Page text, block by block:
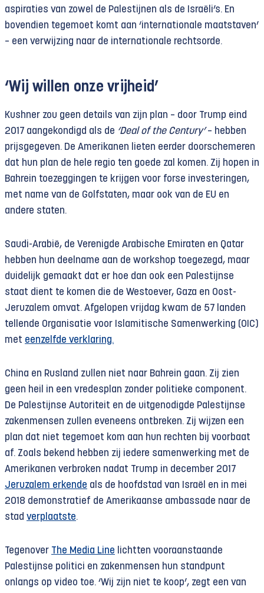
aspiraties van zowel de Palestijnen als de Israëli’s. En
bovendien tegemoet komt aan ‘internationale maatstaven’
– een verwijzing naar de internationale rechtsorde.
‘Wij willen onze vrijheid’
Kushner zou geen details van zijn plan – door Trump eind
2017 aangekondigd als de ‘Deal of the Century’– hebben
prijsgegeven. De Amerikanen lieten eerder doorschemeren
dat hun plan de hele regio ten goede zal komen. Zij hopen in
Bahrein toezeggingen te krijgen voor forse investeringen,
met name van de Golfstaten, maar ook van de EU en
andere staten.
Saudi-Arabië, de Verenigde Arabische Emiraten en Qatar
hebben hun deelname aan de workshop toegezegd, maar
duidelijk gemaakt dat er hoe dan ook een Palestijnse
staat dient te komen die de Westoever, Gaza en Oost-
Jeruzalem omvat. Afgelopen vrijdag kwam de 57 landen
tellende Organisatie voor Islamitische Samenwerking (OIC)
met eenzelfde verklaring.
China en Rusland zullen niet naar Bahrein gaan. Zij zien
geen heil in een vredesplan zonder politieke component.
De Palestijnse Autoriteit en de uitgenodigde Palestijnse
zakenmensen zullen eveneens ontbreken. Zij wijzen een
plan dat niet tegemoet kom aan hun rechten bij voorbaat
af. Zoals bekend hebben zij iedere samenwerking met de
Amerikanen verbroken nadat Trump in december 2017
Jeruzalem erkende als de hoofdstad van Israël en in mei
2018 demonstratief de Amerikaanse ambassade naar de
stad verplaatste.
Tegenover The Media Line lichtten vooraanstaande
Palestijnse politici en zakenmensen hun standpunt
onlangs op video toe. ‘Wij zijn niet te koop’, zegt een van